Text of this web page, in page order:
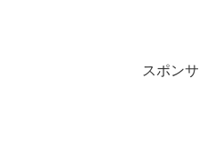
自由
スポン